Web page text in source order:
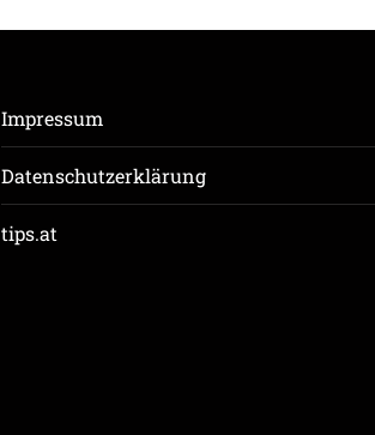
Impressum
Datenschutzerklärung
tips.at